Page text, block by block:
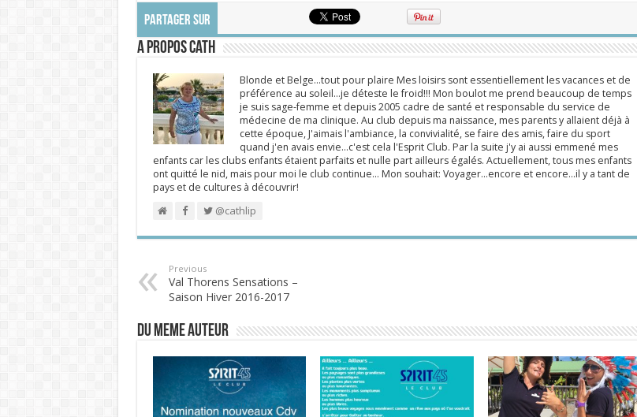
PARTAGER SUR
A propos Cath
Blonde et Belge...tout pour plaire Mes loisirs sont essentiellement les vacances et de
préférence au soleil...je déteste le froid!!! Mon boulot me prend beaucoup de temps
je suis sage-femme et depuis 2005 cadre de santé et responsable du service de
médecine de ma clinique. Au club depuis ma naissance, mes parents y allaient déjà à
cette époque, J'aimais l'ambiance, la convivialité, se faire des amis, faire du sport
quand j'en avais envie...c'est cela l'Esprit Club. Par la suite j'y ai aussi emmené mes
enfants car les clubs enfants étaient parfaits et nulle part ailleurs égalés. Actuellement, tous mes enfants
ont quitté le nid, mais pour moi le club continue... Mon souhait: Voyager...encore et encore...il y a tant de
pays et de cultures à découvrir!
@cathlip
Previous
Val Thorens Sensations –
Saison Hiver 2016-2017
DU MEME AUTEUR